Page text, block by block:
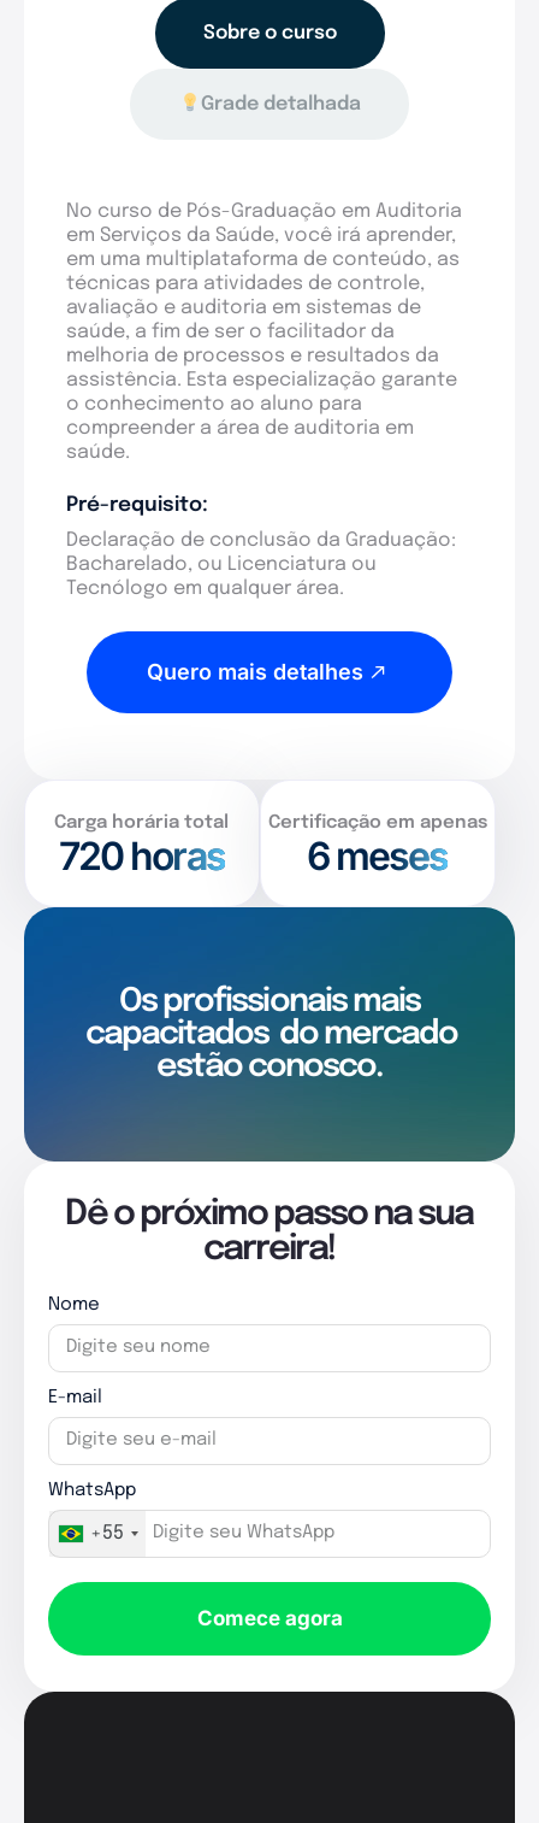
Sobre o curso
Grade detalhada
No curso de Pós-Graduação em Auditoria
em Serviços da Saúde, você irá aprender,
em uma multiplataforma de conteúdo, as
técnicas para atividades de controle,
avaliação e auditoria em sistemas de
saúde, a fim de ser o facilitador da
melhoria de processos e resultados da
assistência. Esta especialização garante
o conhecimento ao aluno para
compreender a área de auditoria em
saúde.
Pré-requisito:
Declaração de conclusão da Graduação:
Bacharelado, ou Licenciatura ou
Tecnólogo em qualquer área.
Quero mais detalhes
Carga horária total
720horas
Certificação em apenas
6 meses
Os profissionais mais
capacitados do mercado
estão conosco.
Dê o próximo passo na sua
carreira!
Nome
E-mail
WhatsApp
+55
Comece agora